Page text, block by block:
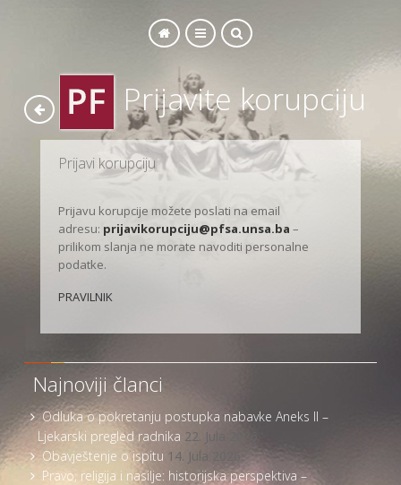
SEARCH Prijavite korupciju
Prijavi korupciju
Prijavu korupcije možete poslati na email
adresu: prijavikorupciju@pfsa.unsa.ba –
prilikom slanja ne morate navoditi personalne
podatke.
PRAVILNIK
Najnoviji članci
Odluka o pokretanju postupka nabavke Aneks II –
Ljekarski pregled radnika 22. Jula 2026.
Obavještenje o ispitu 14. Jula 2026.
Pravo, religija i nasilje: historijska perspektiva –